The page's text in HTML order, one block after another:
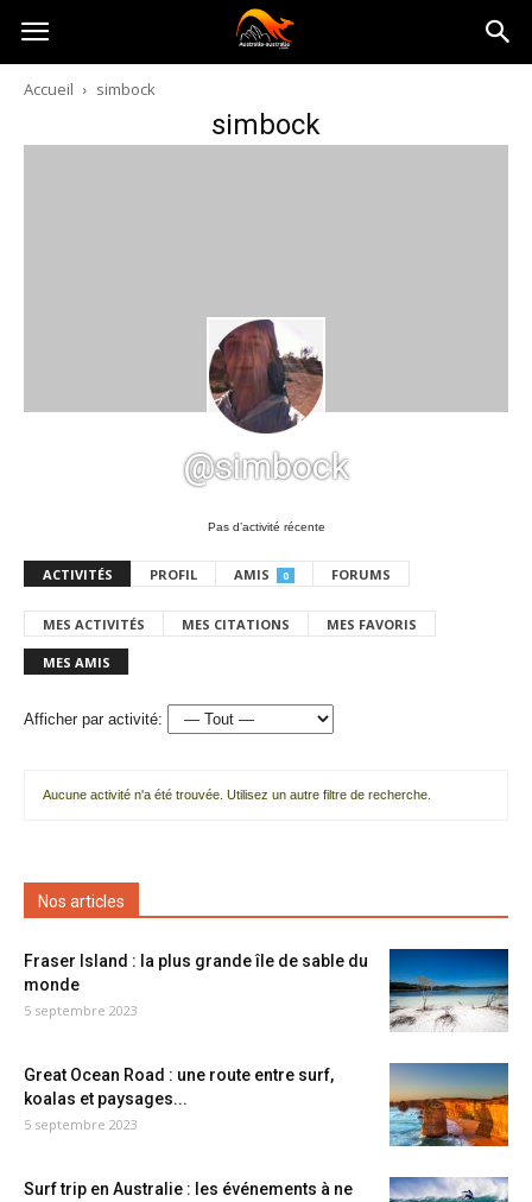
Australia-
australie.com
Accueil simbock
simbock
@simbock
Pas d’activité récente
ACTIVITÉS PROFIL AMIS 0 FORUMS
MES ACTIVITÉS MES CITATIONS MES FAVORIS
MES AMIS
Afficher par activité:
Aucune activité n'a été trouvée. Utilisez un autre filtre de recherche.
Nos articles
Fraser Island : la plus grande île de sable du
monde
5 septembre 2023
Great Ocean Road : une route entre surf,
koalas et paysages...
5 septembre 2023
Surf trip en Australie : les événements à ne